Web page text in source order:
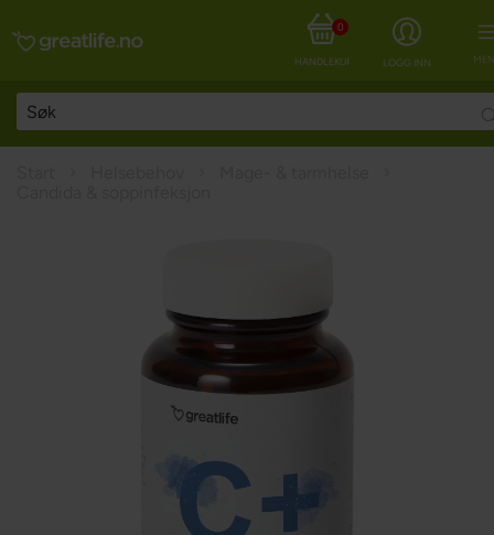
LOGG INN
HANDLEKURV
0